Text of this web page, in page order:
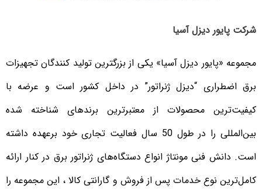
شرکت پایور دیزل آسیا
مجموعه «پایور دیزل آسیا» یکی از بزرگترین تولید کنندگان تجهیزات
برق اضطراری “دیزل ژنراتور” در داخل کشور است و عرضه با
کیفیت‌ترین محصولات از معتبرترین برندهای شناخته شده
بین‌المللی را در طول 50 سال فعالیت تجاری خود برعهده داشته
است. دانش فنی مونتاژ انواع دستگاه‌های ژنراتور برق در کنار ارائه
کامل‌ترین نوع خدمات پس از فروش و گارانتی کالا ، این مجموعه را